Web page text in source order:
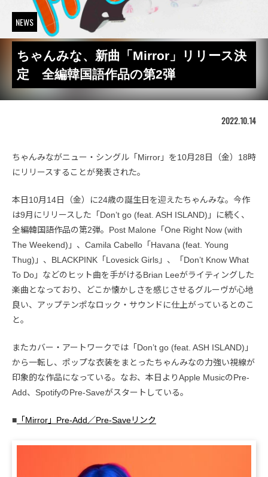
NEWS
ちゃんみな、新曲「Mirror」リリース決
定 全編韓国語作品の第2弾
2022.10.14
ちゃんみながニュー・シングル「Mirror」を10月28日（金）18時
にリリースすることが発表された。
本日10月14日（金）に24歳の誕生日を迎えたちゃんみな。今作
は9月にリリースした「Don’t go (feat. ASH ISLAND)」に続く、
全編韓国語作品の第2弾。Post Malone「One Right Now (with
The Weekend)」、Camila Cabello「Havana (feat. Young
Thug)」、BLACKPINK「Lovesick Girls」、「Don’t Know What
To Do」などのヒット曲を手がけるBrian Leeがライティングした
楽曲となっており、どこか懐かしさを感じさせるグルーヴが心地
良い、アップテンポなロック・サウンドに仕上がっているとのこ
と。
またカバー・アートワークでは「Don’t go (feat. ASH ISLAND)」
から一転し、ポップな衣装をまとったちゃんみなの力強い視線が
印象的な作品になっている。なお、本日よりApple MusicのPre-
Add、SpotifyのPre-Saveがスタートしている。
■ 「Mirror」Pre-Add／Pre-Saveリンク